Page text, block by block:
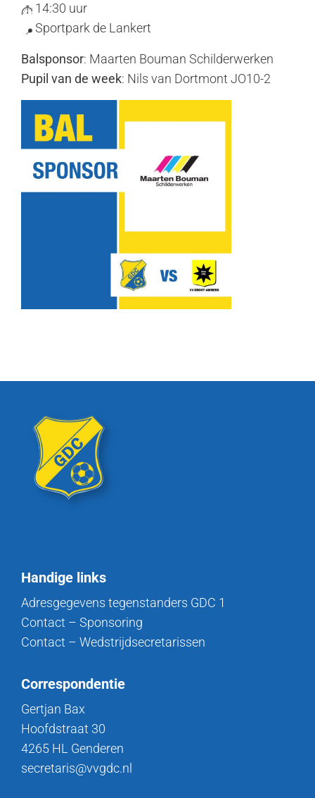
14:30 uur
Sportpark de Lankert
Balsponsor: Maarten Bouman Schilderwerken
Pupil van de week: Nils van Dortmont JO10-2
Handige links
Adresgegevens tegenstanders GDC 1
Contact – Sponsoring
Contact – Wedstrijdsecretarissen
Correspondentie
Gertjan Bax
Hoofdstraat 30
4265 HL Genderen
secretaris@vvgdc.nl